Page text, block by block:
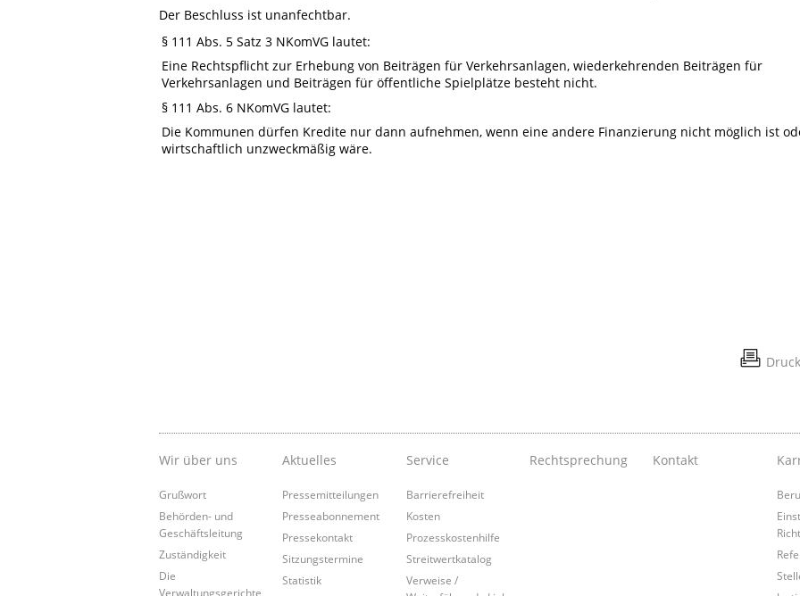
Der Beschluss ist unanfechtbar.
§ 111 Abs. 5 Satz 3 NKomVG lautet:
Eine Rechtspflicht zur Erhebung von Beiträgen für Verkehrsanlagen, wiederkehrenden Beiträgen für
Verkehrsanlagen und Beiträgen für öffentliche Spielplätze besteht nicht.
§ 111 Abs. 6 NKomVG lautet:
Die Kommunen dürfen Kredite nur dann aufnehmen, wenn eine andere Finanzierung nicht möglich ist
wirtschaftlich unzweckmäßig wäre.
Wir über uns
Grußwort
Behörden- und
Geschäftsleitung
Zuständigkeit
Die
Verwaltungsgerichte
Aktuelles
Pressemitteilungen
Presseabonnement
Pressekontakt
Sitzungstermine
Statistik
Service
Barrierefreiheit
Kosten
Prozesskostenhilfe
Streitwertkatalog
Verweise /
Rechtsprechung Kontakt